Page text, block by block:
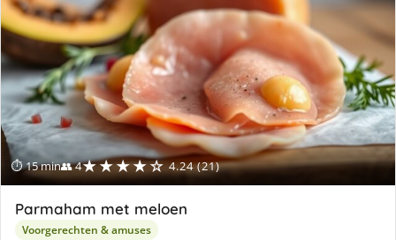
⏱ 15 min👥 4★★★★☆ 4.24 (21)
Parmaham met meloen
Voorgerechten & amuses